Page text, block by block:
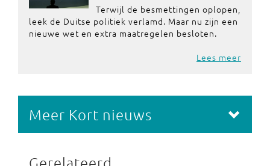
Terwijl de besmettingen oplopen,
leek de Duitse politiek verlamd. Maar nu zijn een
nieuwe wet en extra maatregelen besloten.
Lees meer
Meer Kort nieuws
Gerelateerd